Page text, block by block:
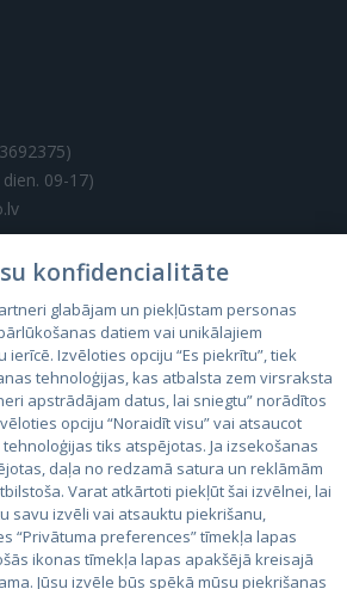
09-17)
konfidencialitāte
glabājam un piekļūstam personas
datiem vai unikālajiem
Izvēloties opciju “Es piekrītu”, tiek
tehnoloģijas, kas atbalsta zem virsraksta
apstrādājam datus, lai sniegtu” norādītos
opciju “Noraidīt visu” vai atsaucot
tiks atspējotas. Ja izsekošanas
daļa no redzamā satura un reklāmām
Varat atkārtoti piekļūt šai izvēlnei, lai
savu izvēli vai atsauktu piekrišanu,
“Privātuma preferences” tīmekļa lapas
ikonas tīmekļa lapas apakšējā kreisajā
Jūsu izvēle būs spēkā mūsu piekrišanas